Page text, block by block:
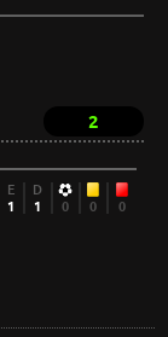
2
E
1
D
1
0 0 0